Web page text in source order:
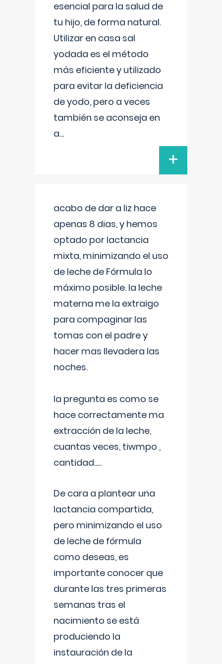
esencial para la salud de
tu hijo, de forma natural.
Utilizar en casa sal
yodada es el método
más eficiente y utilizado
para evitar la deficiencia
de yodo, pero a veces
también se aconseja en
a...
+
acabo de dar a liz hace
apenas 8 dias, y hemos
optado por lactancia
mixta, minimizando el uso
de leche de Fórmula lo
máximo posible. la leche
materna me la extraigo
para compaginar las
tomas con el padre y
hacer mas llevadera las
noches.
la pregunta es como se
hace correctamente ma
extracción de la leche,
cuantas veces, tiwmpo ,
cantidad.....
De cara a plantear una
lactancia compartida,
pero minimizando el uso
de leche de fórmula
como deseas, es
importante conocer que
durante las tres primeras
semanas tras el
nacimiento se está
produciendo la
instauración de la